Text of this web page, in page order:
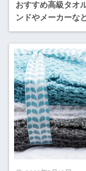
おすすめ高級タオ
ンドやメーカーな